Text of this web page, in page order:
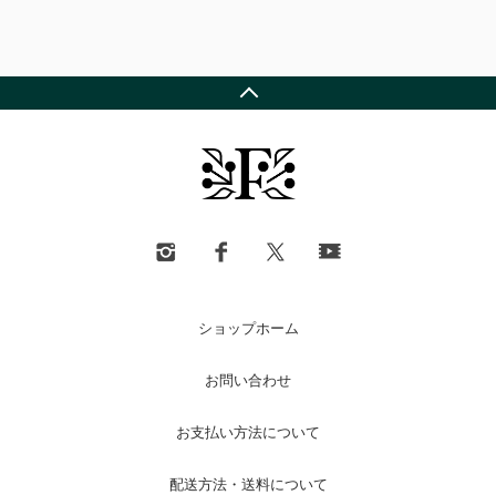
ショップホーム
お問い合わせ
お支払い方法について
配送方法・送料について